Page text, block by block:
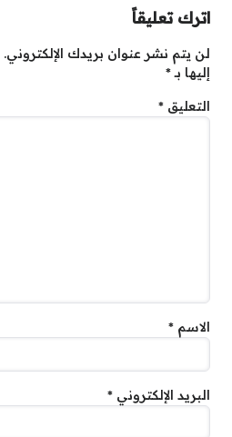
اترك تعليقاً
لن يتم نشر عنوان بريدك الإلكتروني.
إليها بـ*
التعليق *
الاسم *
البريد الإلكتروني *